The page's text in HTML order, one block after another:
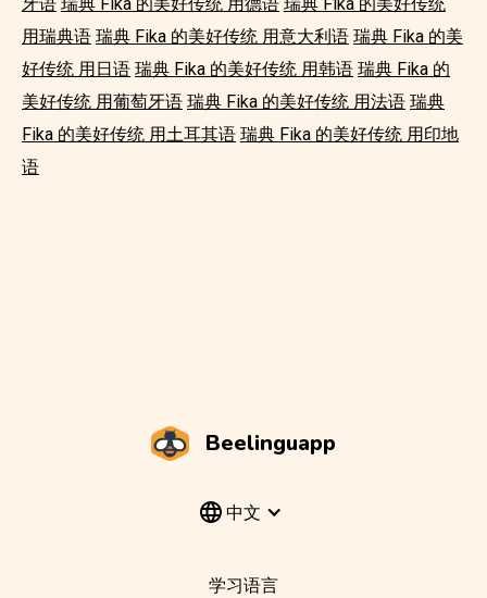
用瑞典语 瑞典 Fika 的美好传统 用意大利语 瑞典 Fika 的美
好传统 用日语 瑞典 Fika 的美好传统 用韩语 瑞典 Fika 的
美好传统 用葡萄牙语 瑞典 Fika 的美好传统 用法语 瑞典
Fika 的美好传统 用土耳其语 瑞典 Fika 的美好传统 用印地
语
Beelinguapp
中文
学习语言